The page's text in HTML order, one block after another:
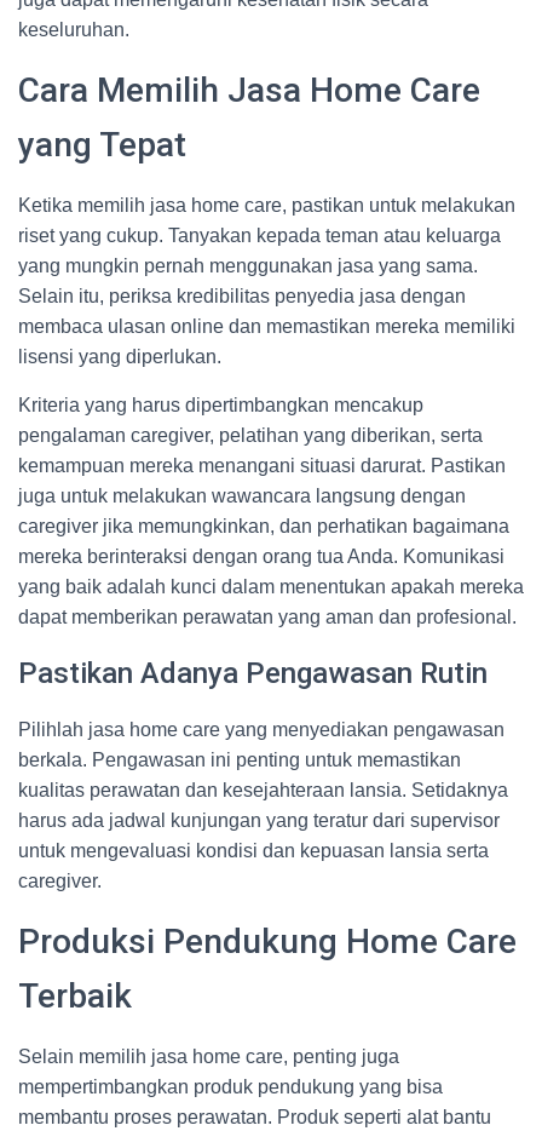
keseluruhan.
Cara Memilih Jasa Home Care
yang Tepat
Ketika memilih jasa home care, pastikan untuk melakukan
riset yang cukup. Tanyakan kepada teman atau keluarga
yang mungkin pernah menggunakan jasa yang sama.
Selain itu, periksa kredibilitas penyedia jasa dengan
membaca ulasan online dan memastikan mereka memiliki
lisensi yang diperlukan.
Kriteria yang harus dipertimbangkan mencakup
pengalaman caregiver, pelatihan yang diberikan, serta
kemampuan mereka menangani situasi darurat. Pastikan
juga untuk melakukan wawancara langsung dengan
caregiver jika memungkinkan, dan perhatikan bagaimana
mereka berinteraksi dengan orang tua Anda. Komunikasi
yang baik adalah kunci dalam menentukan apakah mereka
dapat memberikan perawatan yang aman dan profesional.
Pastikan Adanya Pengawasan Rutin
Pilihlah jasa home care yang menyediakan pengawasan
berkala. Pengawasan ini penting untuk memastikan
kualitas perawatan dan kesejahteraan lansia. Setidaknya
harus ada jadwal kunjungan yang teratur dari supervisor
untuk mengevaluasi kondisi dan kepuasan lansia serta
caregiver.
Produksi Pendukung Home Care
Terbaik
Selain memilih jasa home care, penting juga
mempertimbangkan produk pendukung yang bisa
membantu proses perawatan. Produk seperti alat bantu